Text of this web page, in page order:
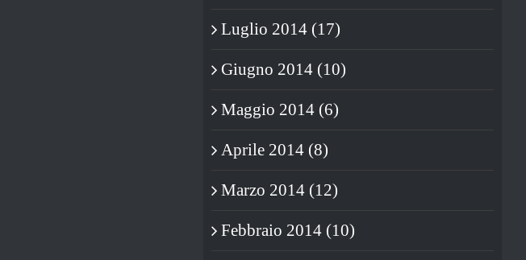
Luglio 2014 (17)
Giugno 2014 (10)
Maggio 2014 (6)
Aprile 2014 (8)
Marzo 2014 (12)
Febbraio 2014 (10)